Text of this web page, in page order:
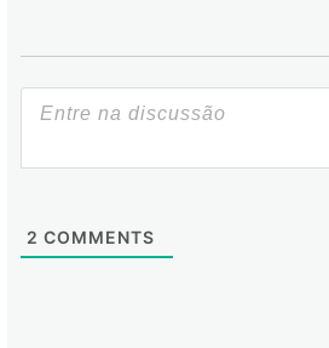
2 COMMENTS